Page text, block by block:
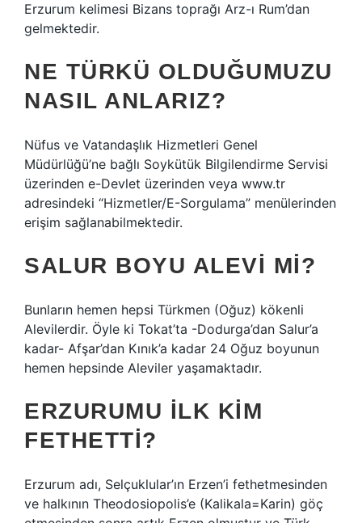
Erzurum kelimesi Bizans toprağı Arz-ı Rum’dan
gelmektedir.
NE TÜRKÜ OLDUĞUMUZU
NASIL ANLARIZ?
Nüfus ve Vatandaşlık Hizmetleri Genel
Müdürlüğü’ne bağlı Soykütük Bilgilendirme Servisi
üzerinden e-Devlet üzerinden veya www.tr
adresindeki “Hizmetler/E-Sorgulama” menülerinden
erişim sağlanabilmektedir.
SALUR BOYU ALEVI MI?
Bunların hemen hepsi Türkmen (Oğuz) kökenli
Alevilerdir. Öyle ki Tokat’ta -Dodurga’dan Salur’a
kadar- Afşar’dan Kınık’a kadar 24 Oğuz boyunun
hemen hepsinde Aleviler yaşamaktadır.
ERZURUMU ILK KIM
FETHETTI?
Erzurum adı, Selçuklular’ın Erzen’i fethetmesinden
ve halkının Theodosiopolis’e (Kalikala=Karin) göç